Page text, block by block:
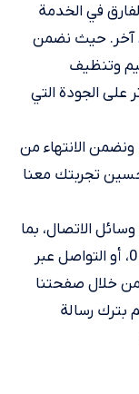
في الخدمة
آخر. حيث نضمن
وتنظيف
على الجودة التي
ونضمن الانتهاء من
تجربتك معنا
الاتصال، بما
في ذلك الاتصال على أرقامنا 0565367265، أو التواصل عبر
أو حتى من خلال صفحتنا
بترك رسالة